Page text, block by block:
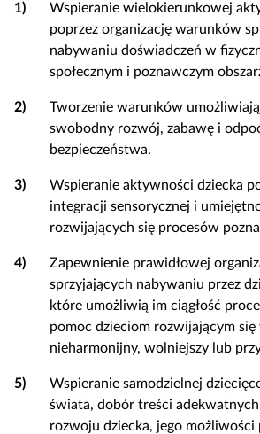
1)
Wspieranie wielokierunkowej
poprzez organizację warunków
nabywaniu doświadczeń w
społecznym i poznawczym
2)
Tworzenie warunków
swobodny rozwój, zabawę i
bezpieczeństwa.
3)
Wspieranie aktywności dziecka
integracji sensorycznej i
rozwijających się procesów
4)
Zapewnienie prawidłowej
sprzyjających nabywaniu przez
które umożliwią im ciągłość
pomoc dzieciom rozwijającym się
nieharmonijny, wolniejszy lub
5)
Wspieranie samodzielnej
świata, dobór treści
rozwoju dziecka, jego możliwości